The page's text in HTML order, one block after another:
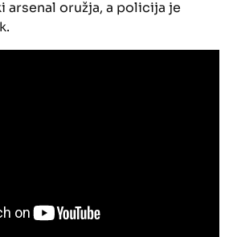
arsenal oružja, a policija je